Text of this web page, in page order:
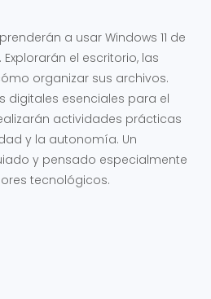
a usar Windows 11 de
el escritorio, las
organizar sus archivos.
digitales esenciales para el
actividades prácticas
y la autonomía. Un
y pensado especialmente
tecnológicos.